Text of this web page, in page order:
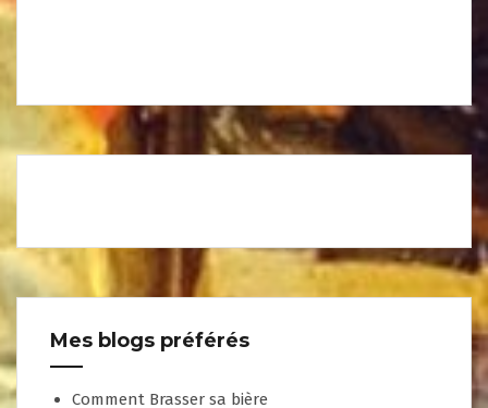
Mes blogs préférés
Comment Brasser sa bière